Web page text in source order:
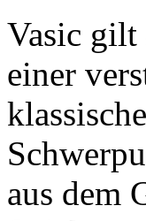
Vasic gilt
einer
aus dem